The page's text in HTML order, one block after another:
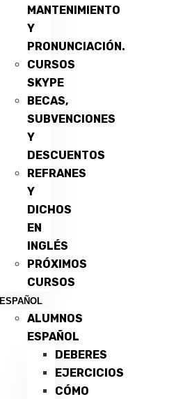
MANTENIMIENTO
Y
PRONUNCIACIÓN.
CURSOS
SKYPE
BECAS,
SUBVENCIONES
Y
DESCUENTOS
REFRANES
Y
DICHOS
EN
INGLÉS
PRÓXIMOS
CURSOS
ESPAÑOL
ALUMNOS
ESPAÑOL
DEBERES
EJERCICIOS
CÓMO